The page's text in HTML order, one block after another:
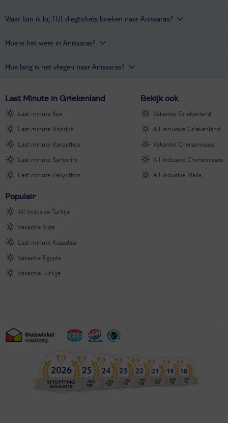
De best beoordeelde hotels in Anissaras zijnTUI Seneo Chrissi
Waar kan ik bij TUI vliegtickets boeken naar Anissaras?
Boekhierdirect je tickets naar Anissaras.
Hoe is het weer in Anissaras?
Mei tot en met september zijn de warmste maanden in Anissaras.
graden.
Hoe lang is het vliegen naar Anissaras?
30 minuten.
Last Minute in Griekenland
Last minute Kos
Last minute Rhodos
Last minute Karpathos
Last minute Santorini
Last minute Zakynthos
Bekijk ook
Vakantie Griekenland
All Inclusive Griekenland
Vakantie Chersonissos
All Inclusive Chersonissos
All Inclusive Malia
Populair
All Inclusive Turkije
Vakantie Side
Last minute Kusadasi
Vakantie Egypte
Vakantie Turkije